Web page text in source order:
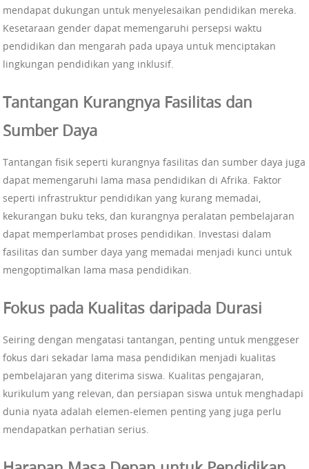
mendapat dukungan untuk menyelesaikan pendidikan mereka.
Kesetaraan gender dapat memengaruhi persepsi waktu
pendidikan dan mengarah pada upaya untuk menciptakan
lingkungan pendidikan yang inklusif.
Tantangan Kurangnya Fasilitas dan
Sumber Daya
Tantangan fisik seperti kurangnya fasilitas dan sumber daya juga
dapat memengaruhi lama masa pendidikan di Afrika. Faktor
seperti infrastruktur pendidikan yang kurang memadai,
kekurangan buku teks, dan kurangnya peralatan pembelajaran
dapat memperlambat proses pendidikan. Investasi dalam
fasilitas dan sumber daya yang memadai menjadi kunci untuk
mengoptimalkan lama masa pendidikan.
Fokus pada Kualitas daripada Durasi
Seiring dengan mengatasi tantangan, penting untuk menggeser
fokus dari sekadar lama masa pendidikan menjadi kualitas
pembelajaran yang diterima siswa. Kualitas pengajaran,
kurikulum yang relevan, dan persiapan siswa untuk menghadapi
dunia nyata adalah elemen-elemen penting yang juga perlu
mendapatkan perhatian serius.